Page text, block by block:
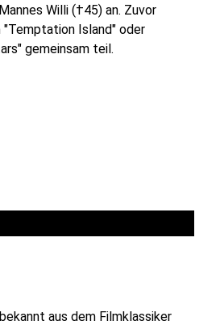
Willi (†45) an. Zuvor
"Temptation Island" oder
gemeinsam teil.
aus dem Filmklassiker